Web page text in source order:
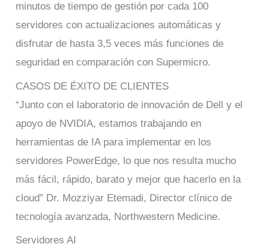
minutos de tiempo de gestión por cada 100
servidores con actualizaciones automáticas y
disfrutar de hasta 3,5 veces más funciones de
seguridad en comparación con Supermicro.
CASOS DE ÉXITO DE CLIENTES
“Junto con el laboratorio de innovación de Dell y el
apoyo de NVIDIA, estamos trabajando en
herramientas de IA para implementar en los
servidores PowerEdge, lo que nos resulta mucho
más fácil, rápido, barato y mejor que hacerlo en la
cloud” Dr. Mozziyar Etemadi, Director clínico de
tecnología avanzada, Northwestern Medicine.
Servidores AI